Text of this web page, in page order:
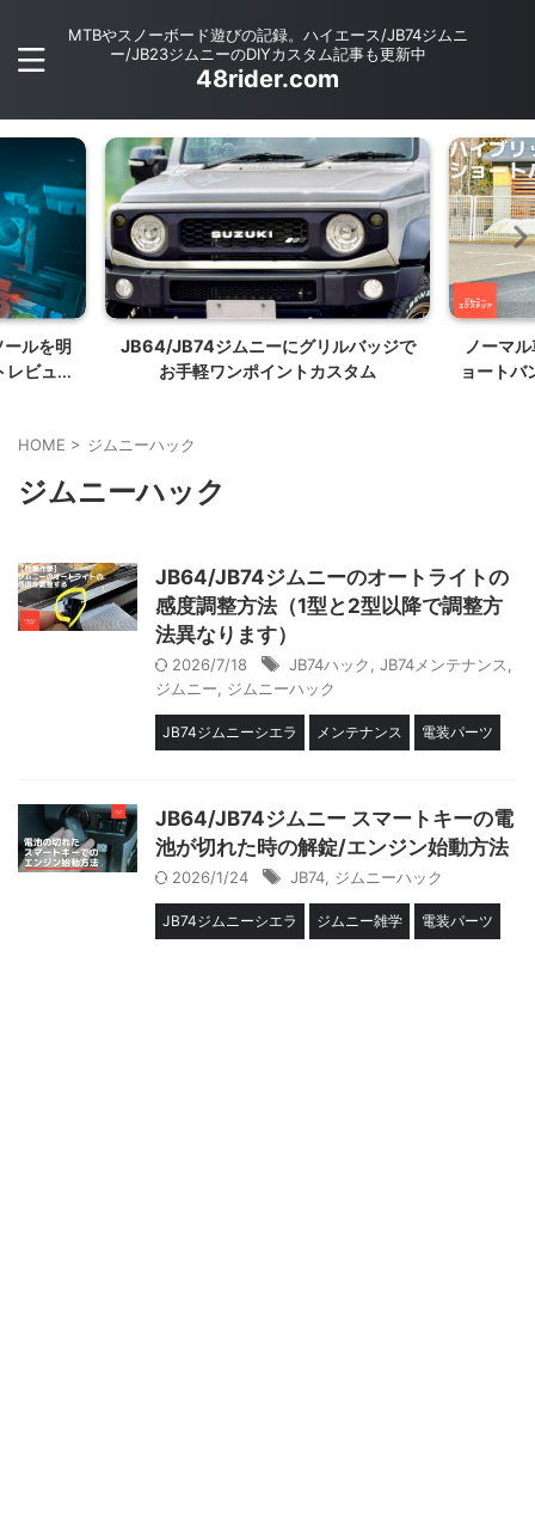
MTBやスノーボード遊びの記録。ハイエース/JB74ジムニ
ー/JB23ジムニーのDIYカスタム記事も更新中
48rider.com
ルを明
ビュー
JB64/JB74ジムニーにグリルバッジで
お手軽ワンポイントカスタム
ノーマ
ョートバ
HOME > ジムニーハック
ジムニーハック
JB64/JB74ジムニーのオートライトの
感度調整方法（1型と2型以降で調整方
法異なります）
2026/7/18 JB74ハック, JB74メンテナンス,
ジムニー, ジムニーハック
JB74ジムニーシエラ メンテナンス 電装パーツ
JB64/JB74ジムニー スマートキーの電
池が切れた時の解錠/エンジン始動方法
2026/1/24 JB74, ジムニーハック
JB74ジムニーシエラ ジムニー雑学 電装パーツ